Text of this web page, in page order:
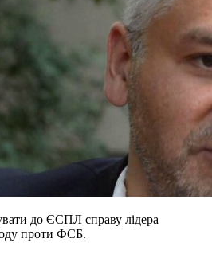
до ЄСПЛ справу лідера
проти ФСБ.